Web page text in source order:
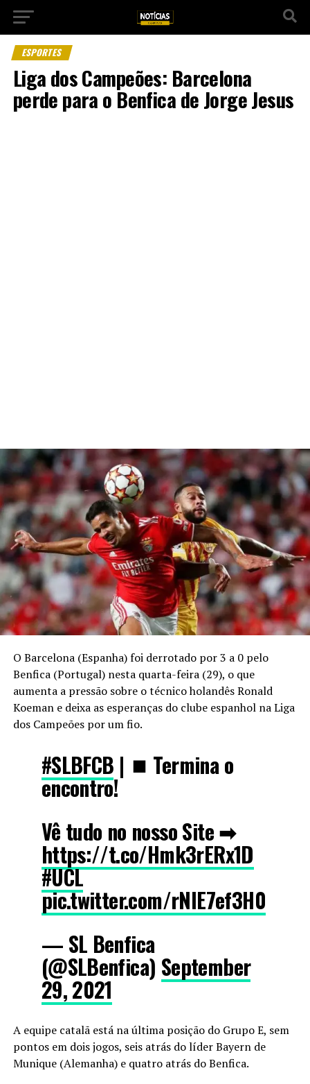
ESPORTES
Liga dos Campeões: Barcelona
perde para o Benfica de Jorge Jesus
O Barcelona (Espanha) foi derrotado por 3 a 0 pelo
Benfica (Portugal) nesta quarta-feira (29), o que
aumenta a pressão sobre o técnico holandês Ronald
Koeman e deixa as esperanças do clube espanhol na Liga
dos Campeões por um fio.
#SLBFCB | ⏹ Termina o
encontro!
Vê tudo no nosso Site ➡
https://t.co/Hmk3rERx1D
#UCL
pic.twitter.com/rNIE7ef3H0
— SL Benfica
(@SLBenfica) September
29, 2021
A equipe catalã está na última posição do Grupo E, sem
pontos em dois jogos, seis atrás do líder Bayern de
Munique (Alemanha) e quatro atrás do Benfica.